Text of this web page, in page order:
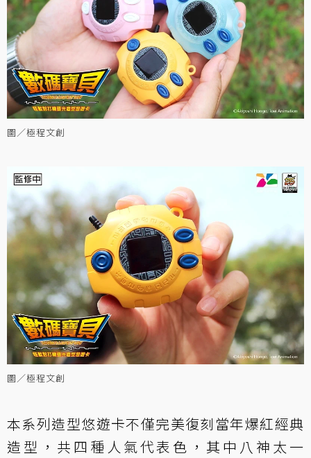
圖／極程文創
圖／極程文創
本系列造型悠遊卡不僅完美復刻當年爆紅經典
造型，共四種人氣代表色，其中八神太一